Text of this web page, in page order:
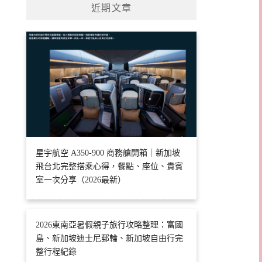
近期文章
星宇航空 A350-900 商務艙開箱｜新加坡
飛台北完整搭乘心得，餐點、座位、貴賓
室一次分享（2026最新）
2026東南亞暑假親子旅行攻略整理：富國
島、新加坡迪士尼郵輪、新加坡自由行完
整行程紀錄